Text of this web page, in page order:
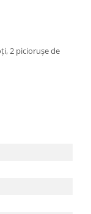
2 piciorușe de